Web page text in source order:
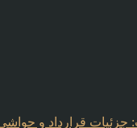
قرارداد و حواشی